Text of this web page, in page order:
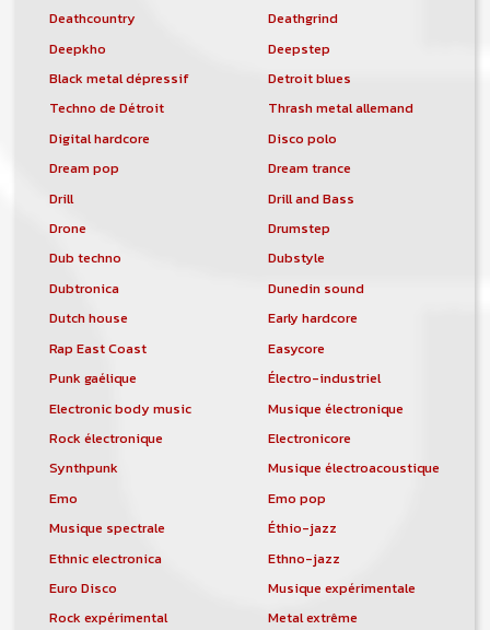
Deathcountry
Deathgrind
Deepkho
Deepstep
Black metal dépressif
Detroit blues
Techno de Détroit
Thrash metal allemand
Digital hardcore
Disco polo
Dream pop
Dream trance
Drill
Drill and Bass
Drone
Drumstep
Dub techno
Dubstyle
Dubtronica
Dunedin sound
Dutch house
Early hardcore
Rap East Coast
Easycore
Punk gaélique
Électro-industriel
Electronic body music
Musique électronique
Rock électronique
Electronicore
Synthpunk
Musique électroacoustique
Emo
Emo pop
Musique spectrale
Éthio-jazz
Ethnic electronica
Ethno-jazz
Euro Disco
Musique expérimentale
Rock expérimental
Metal extrême